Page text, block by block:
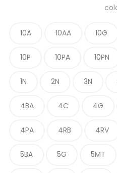
10A 10AA 10G
10P 10PA 10PN
1N 2N 3N
4BA 4C 4G
4PA 4RB 4RV
5BA 5G 5MT